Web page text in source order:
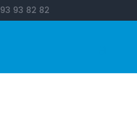
93 93 82 82